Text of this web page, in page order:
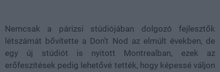
Nemcsak a párizsi stúdiójában dolgozó fejlesztők
létszámát bővítette a Don't Nod az elmúlt években, de
egy új stúdiót is nyitott Montrealban, ezek az
erőfeszítések pedig lehetővé tették, hogy képessé váljon